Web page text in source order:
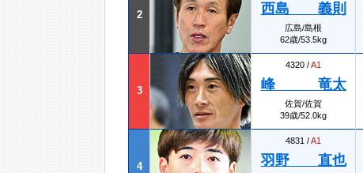
2 西島 義則
広島/島根
62歳/53.5kg
3
4320 /A1
峰 竜太
佐賀/佐賀
39歳/52.0kg
4
4831 /A1
羽野 直也